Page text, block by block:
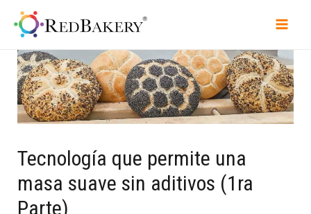
Tecnología que permite una
masa suave sin aditivos (1ra
Parte)